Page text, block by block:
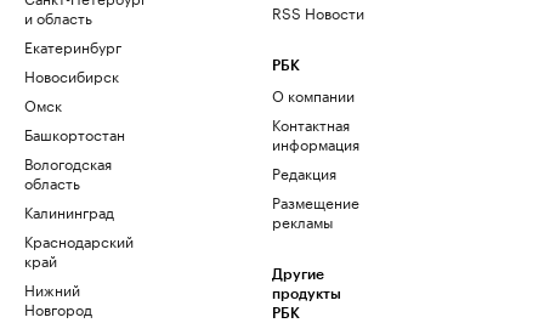
и область
Екатеринбург
Новосибирск
Омск
Башкортостан
Вологодская
область
Калининград
Краснодарский
край
Нижний
Новгород
RSS Новости
РБК
О компании
Контактная
информация
Редакция
Размещение
рекламы
Другие
продукты
РБК